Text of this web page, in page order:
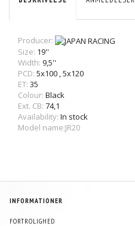
Producer:
Size: 19''
Width: 9,5''
PCD: 5x100 ,5x120
ET: 35
Colour: Black
Ext. CB: 74,1
Availability: In stock
Model name:JR20
INFORMATIONER
FORTROLIGHED